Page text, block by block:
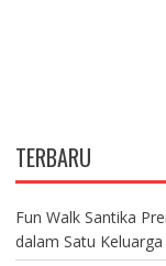
TERBARU
Fun Walk Santika
dalam Satu Keluarga